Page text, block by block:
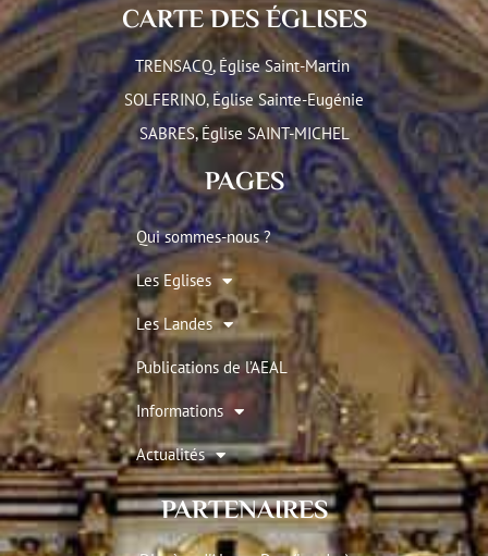
CARTE DES ÉGLISES
TRENSACQ, Église Saint-Martin
SOLFERINO, Église Sainte-Eugénie
SABRES, Église SAINT-MICHEL
PAGES
Qui sommes-nous ?
Les Eglises
Les Landes
Publications de l’AEAL
Informations
Actualités
PARTENAIRES